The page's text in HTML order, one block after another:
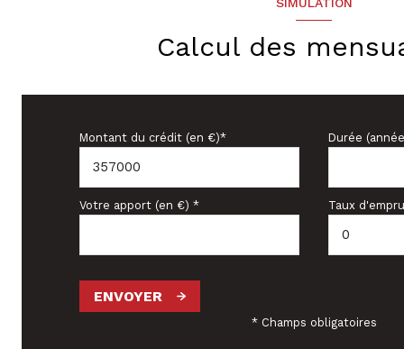
SIMULATION
Calcul des
Montant du crédit (en €)* Durée
Votre apport (en €) * Taux
ENVOYER
* Champs obligatoires